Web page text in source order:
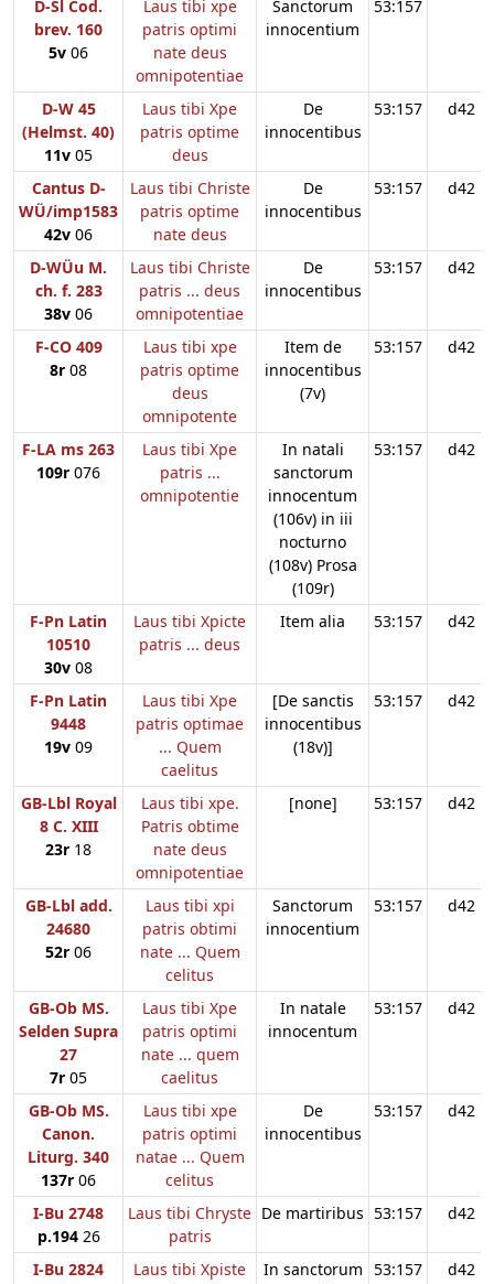
D-Sl Cod.
brev. 160
5v 06
Laus tibi xpe
patris optimi
nate deus
omnipotentiae
Sanctorum
innocentium
53:157
D-W 45
(Helmst. 40)
11v 05
Laus tibi Xpe
patris optime
deus
De
innocentibus
53:157 d42
Cantus D-
WÜ/imp1583
42v 06
Laus tibi Christe
patris optime
nate deus
De
innocentibus
53:157 d42
D-WÜu M.
ch. f. 283
38v 06
Laus tibi Christe
patris ... deus
omnipotentiae
De
innocentibus
53:157 d42
F-CO 409
8r 08
Laus tibi xpe
patris optime
deus
omnipotente
Item de
innocentibus
(7v)
53:157 d42
F-LA ms 263
109r 076
Laus tibi Xpe
patris ...
omnipotentie
In natali
sanctorum
innocentum
(106v) in iii
nocturno
(108v) Prosa
(109r)
53:157 d42
F-Pn Latin
10510
30v 08
Laus tibi Xpicte
patris ... deus
Item alia 53:157 d42
F-Pn Latin
9448
19v 09
Laus tibi Xpe
patris optimae
... Quem
caelitus
[De sanctis
innocentibus
(18v)]
53:157 d42
GB-Lbl Royal
8 C. XIII
23r 18
Laus tibi xpe.
Patris obtime
nate deus
omnipotentiae
[none] 53:157 d42
GB-Lbl add.
24680
52r 06
Laus tibi xpi
patris obtimi
nate ... Quem
celitus
Sanctorum
innocentium
53:157 d42
GB-Ob MS.
Selden Supra
27
7r 05
Laus tibi Xpe
patris optimi
nate ... quem
caelitus
In natale
innocentum
53:157 d42
GB-Ob MS.
Canon.
Liturg. 340
137r 06
Laus tibi xpe
patris optimi
natae ... Quem
celitus
De
innocentibus
53:157 d42
I-Bu 2748
p.19426
Laus tibi Chryste
patris
De martiribus 53:157 d42
I-Bu 2824
Laus tibi Xpiste
In sanctorum 53:157 d42